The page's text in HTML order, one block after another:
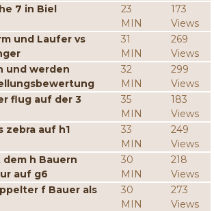
7 in Biel
23
MIN
173
Views
und Laufer vs
31
MIN
269
Views
und werden
32
MIN
299
Views
flug auf der 3
35
MIN
183
Views
zebra auf h1
33
MIN
249
Views
h Bauern
auf g6
30
MIN
218
Views
f Bauer als
30
MIN
273
Views